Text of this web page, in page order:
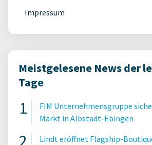
Impressum
Meistgelesene News der
Tage
FIM Unternehmensgruppe
Markt in Albstadt-Ebingen
Lindt eröffnet Flagship-